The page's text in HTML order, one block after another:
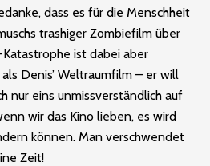
dass es für die Menschheit
trashi­ger Zombiefilm über
ist dabei aber
Denis’ Weltraumfilm – er will
nur eins unmissverständlich auf
wir das Kino lieben, es wird
können. Man verschwendet
Zeit!